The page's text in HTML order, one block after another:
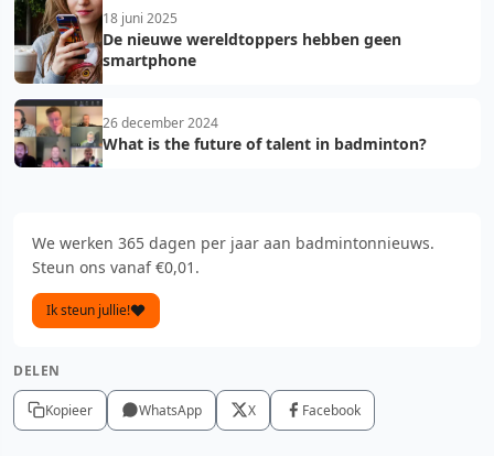
18 juni 2025
De nieuwe wereldtoppers hebben geen
smartphone
26 december 2024
What is the future of talent in badminton?
We werken 365 dagen per jaar aan badmintonnieuws.
Steun ons vanaf €0,01.
Ik steun jullie!
DELEN
Kopieer WhatsApp X Facebook